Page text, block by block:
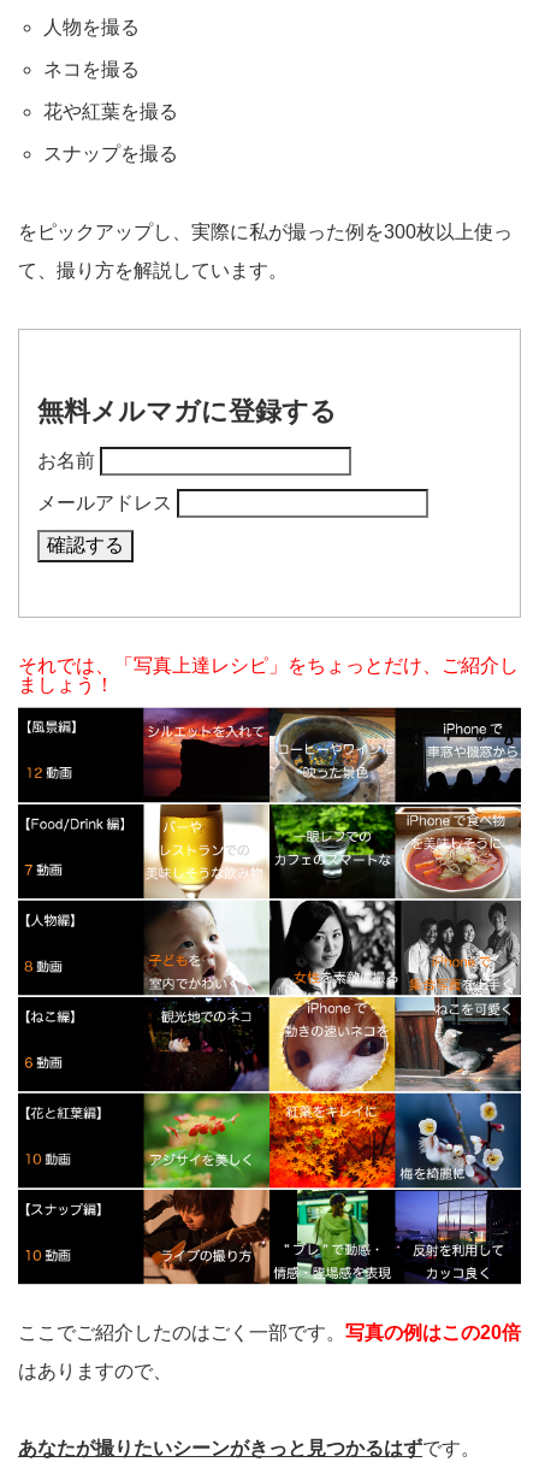
人物を撮る
ネコを撮る
花や紅葉を撮る
スナップを撮る
をピックアップし、実際に私が撮った例を300枚以上使っ
て、撮り方を解説しています。
無料メルマガに登録する
お名前
メールアドレス
それでは、「写真上達レシピ」をちょっとだけ、ご紹介し
ましょう！
ここでご紹介したのはごく一部です。 写真の例はこの20倍
はありますので、
あなたが撮りたいシーンがきっと見つかるはずです。